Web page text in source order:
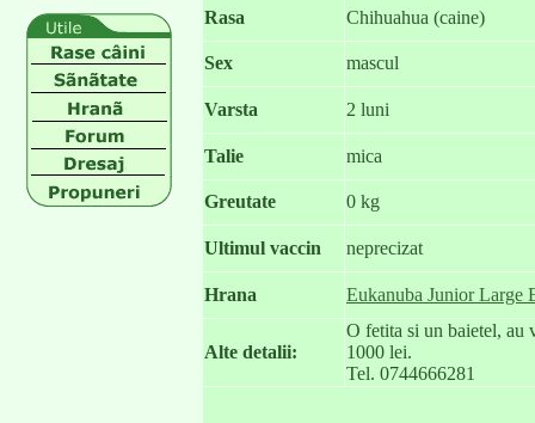
Rasa Chihuahua (caine)
Sex mascul
Varsta 2 luni
Talie mica
Greutate 0 kg
Ultimul vaccin neprecizat
Hrana Eukanuba Junior Large
Alte detalii:
O fetita si un baietel, au
1000 lei.
Tel. 0744666281